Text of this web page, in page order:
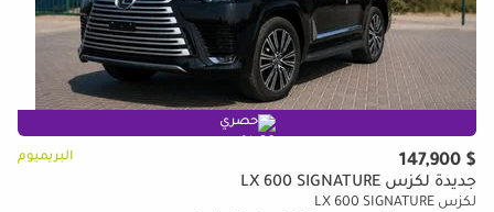
حصري
$ 147,900 البريميوم
جديدة لكزس LX 600 SIGNATURE
لكزس LX 600 SIGNATURE